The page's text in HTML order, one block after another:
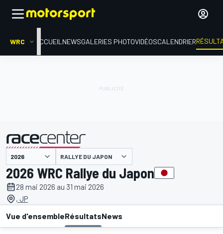
WRC ACCUEIL NEWSGALERIES PHOTOVIDÉOSCALENDRIER
présenté par RALLYE DU JAPON
2026 WRC Rallye du Japon
28 mai 2026 au 31 mai 2026
, JP
Vue d'ensembleRésultatsNews